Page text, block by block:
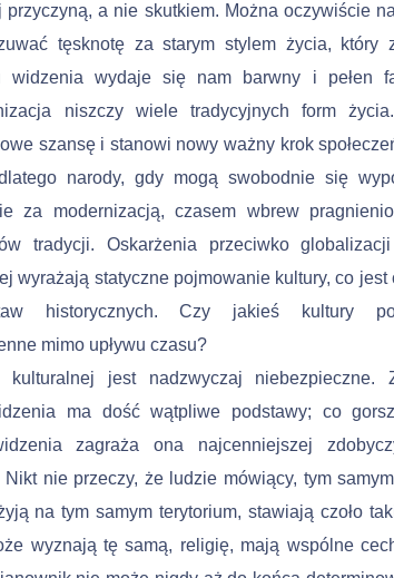
a nie skutkiem. Można oczywiście
tęsk­notę za starym stylem życia, który
widzenia wydaje się nam barwny i pełen
niszczy wiele tradycyjnych form
szansę i sta­nowi nowy ważny krok
narody, gdy mogą swobodnie się
za moder­nizacją, czasem wbrew
tradycji. Oskarżenia przeciwko
wyraża­ją statyczne pojmowanie kultury, co jest
historycznych. Czy jakieś kultury
mi­mo upływu czasu?
kulturalnej jest nadzwyczaj
ma dość wątpliwe podstawy; co
zagraża ona najcenniejszej
Nikt nie przeczy, że lu­dzie mówiący, tym
na tym samym terytorium, stawiają czoło
wyznają tę sa­mą, religię, mają wspólne